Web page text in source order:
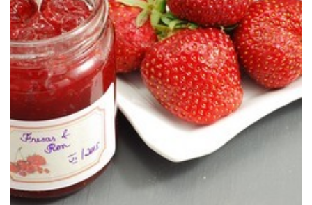
MERMELADA DE FRESAS & RON
Un gran acierto el de combinar fresas con ron.